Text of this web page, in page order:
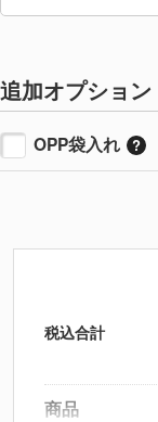
追加オプション
OPP袋入れ
税込合計
商品